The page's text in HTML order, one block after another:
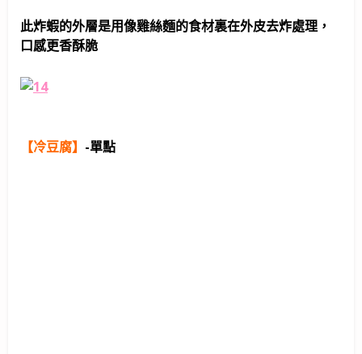
此炸蝦的外層是用像雞絲麵的食材裏在外皮去炸處理，
口感更香酥脆
【冷豆腐】 -單點